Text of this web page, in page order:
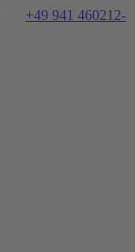
+49 941 460212-